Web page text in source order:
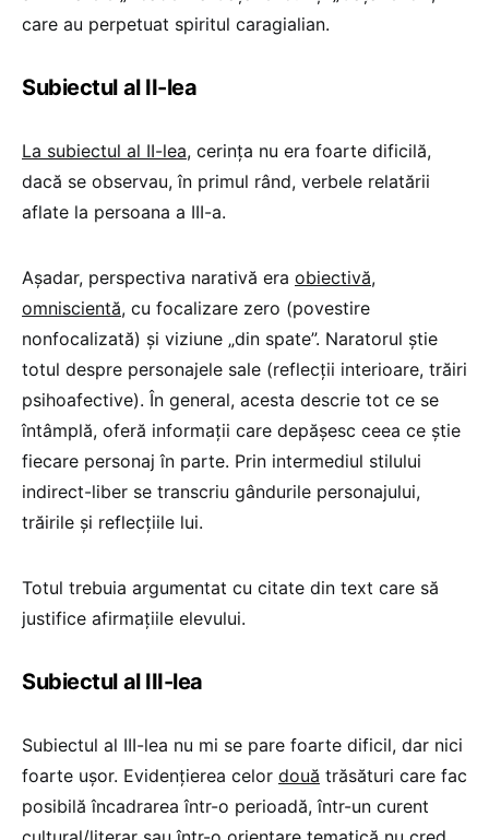
care au perpetuat spiritul caragialian.
Subiectul al II-lea
La subiectul al II-lea, cerința nu era foarte dificilă,
dacă se observau, în primul rând, verbele relatării
aflate la persoana a III-a.
Așadar, perspectiva narativă era obiectivă,
omniscientă, cu focalizare zero (povestire
nonfocalizată) și viziune „din spate”. Naratorul știe
totul despre personajele sale (reflecții interioare, trăiri
psihoafective). În general, acesta descrie tot ce se
întâmplă, oferă informații care depășesc ceea ce știe
fiecare personaj în parte. Prin intermediul stilului
indirect-liber se transcriu gândurile personajului,
trăirile și reflecțiile lui.
Totul trebuia argumentat cu citate din text care să
justifice afirmațiile elevului.
Subiectul al III-lea
Subiectul al III-lea nu mi se pare foarte dificil, dar nici
foarte ușor. Evidențierea celor două trăsături care fac
posibilă încadrarea într-o perioadă, într-un curent